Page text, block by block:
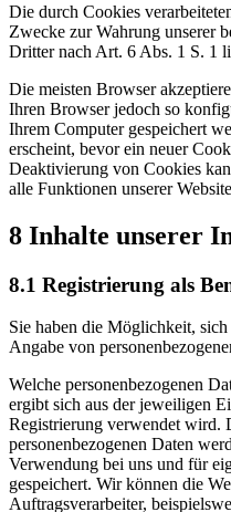
Die durch Cookies
Zwecke zur Wahrung unserer
Dritter nach Art. 6 Abs. 1 S. 1
Die meisten Browser
Ihren Browser jedoch so
Ihrem Computer gespeichert
erscheint, bevor ein neuer
Deaktivierung von Cookies
alle Funktionen unserer
8 Inhalte unserer
8.1 Registrierung als
Sie haben die Möglichkeit,
Angabe von
Welche personenbezogenen
ergibt sich aus der jeweiligen
Registrierung verwendet wird.
personenbezogenen Daten
Verwendung bei uns und für
gespeichert. Wir können die
Auftragsverarbeiter,